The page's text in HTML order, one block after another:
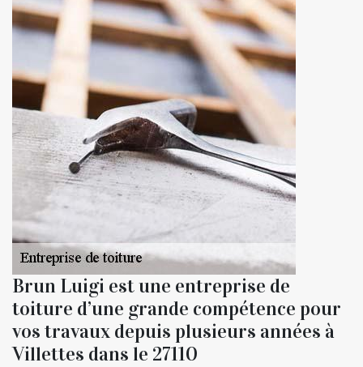
Brun Luigi est une entreprise de
toiture d’une grande compétence pour
vos travaux depuis plusieurs années à
Villettes dans le 27110